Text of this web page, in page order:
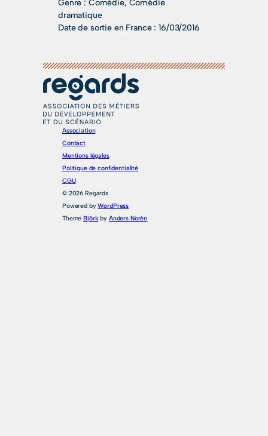
Genre : Comédie, Comédie
dramatique
Date de sortie en France :16/03/2016
Association
Contact
Mentions légales
Politique de confidentialité
CGU
© 2026 Regards
Powered byWordPress
ThemeBjörk by Anders Norén